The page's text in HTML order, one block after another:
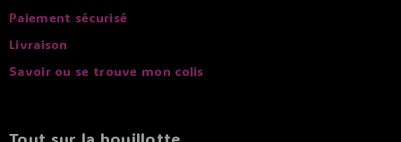
Paiement sécurisé
Livraison
Savoir ou se trouve mon colis